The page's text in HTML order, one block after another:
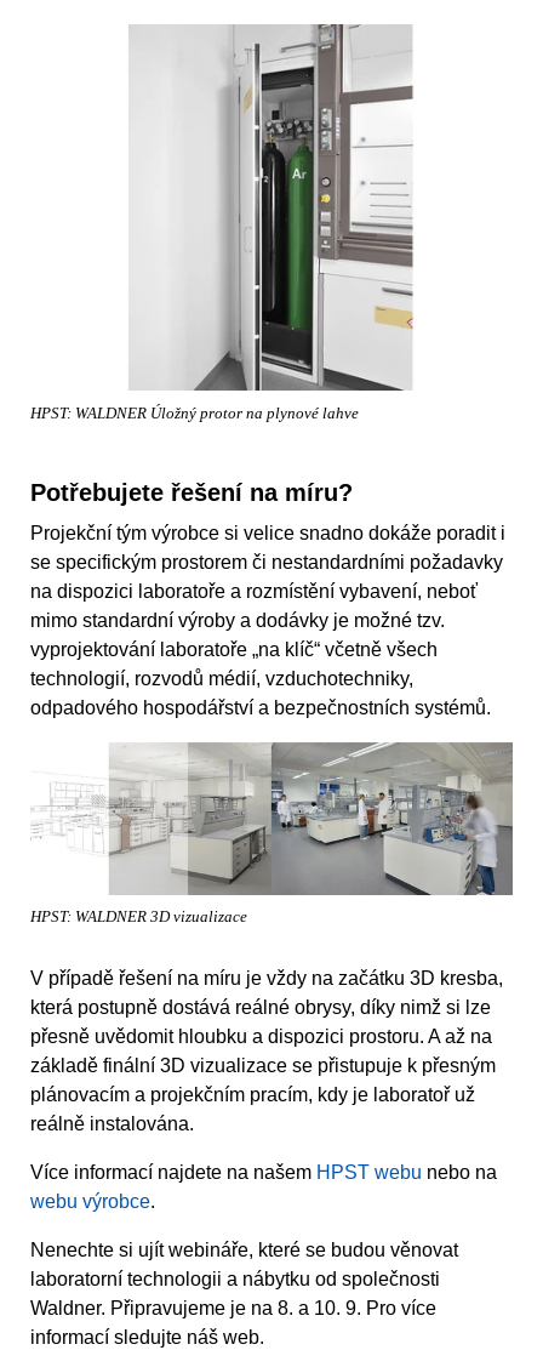
HPST: WALDNER Úložný protor na plynové lahve
Potřebujete řešení na míru?
Projekční tým výrobce si velice snadno dokáže poradit i
se specifickým prostorem či nestandardními požadavky
na dispozici laboratoře a rozmístění vybavení, neboť
mimo standardní výroby a dodávky je možné tzv.
vyprojektování laboratoře „na klíč“ včetně všech
technologií, rozvodů médií, vzduchotechniky,
odpadového hospodářství a bezpečnostních systémů.
HPST: WALDNER 3D vizualizace
V případě řešení na míru je vždy na začátku 3D kresba,
která postupně dostává reálné obrysy, díky nimž si lze
přesně uvědomit hloubku a dispozici prostoru. A až na
základě finální 3D vizualizace se přistupuje k přesným
plánovacím a projekčním pracím, kdy je laboratoř už
reálně instalována.
Více informací najdete na našem HPST webu nebo na
webu výrobce.
Nenechte si ujít webináře, které se budou věnovat
laboratorní technologii a nábytku od společnosti
Waldner. Připravujeme je na 8. a 10. 9. Pro více
informací sledujte náš web.